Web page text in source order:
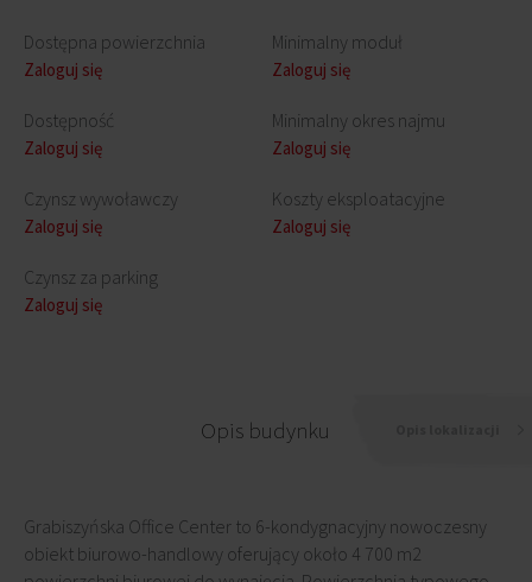
Dostępna powierzchnia
Zaloguj się
Dostępność
Zaloguj się
Czynsz wywoławczy
Zaloguj się
Czynsz za parking
Zaloguj się
Minimalny moduł
Zaloguj się
Minimalny okres najmu
Zaloguj się
Koszty eksploatacyjne
Zaloguj się
Opis budynku
Grabiszyńska Office Center to 6-kondygnacyjny nowoczesny
obiekt biurowo-handlowy oferujący około 4 700 m2